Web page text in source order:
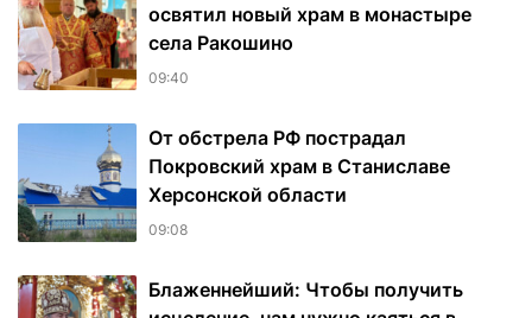
освятил новый храм в монастыре
села Ракошино
09:40
От обстрела РФ пострадал
Покровский храм в Станиславе
Херсонской области
09:08
Блаженнейший: Чтобы получить